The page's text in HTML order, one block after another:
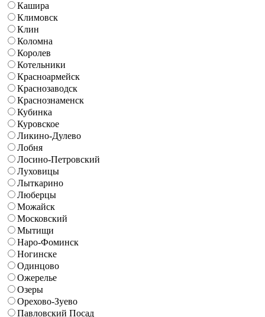
Кашира
Климовск
Клин
Коломна
Королев
Котельники
Красноармейск
Краснозаводск
Краснознаменск
Кубинка
Куровское
Ликино-Дулево
Лобня
Лосино-Петровский
Луховицы
Лыткарино
Люберцы
Можайск
Московский
Мытищи
Наро-Фоминск
Ногинске
Одинцово
Ожерелье
Озеры
Орехово-Зуево
Павловский Посад